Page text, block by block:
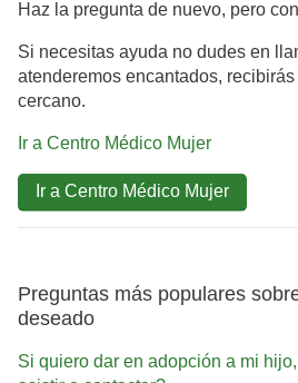
Haz la pregunta de nuevo, pero
Si necesitas ayuda no dudes en
atenderemos encantados,
cercano.
Ir a Centro Médico Mujer
Ir a Centro Médico Mujer
Preguntas más populares
deseado
Si quiero dar en adopción a mi